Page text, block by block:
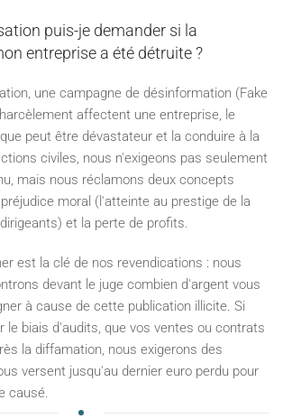
puis-je demander si la
entreprise a été détruite ?
une campagne de désinformation (Fake
affectent une entreprise, le
peut être dévastateur et la conduire à la
civiles, nous n'exigeons pas seulement
mais nous réclamons deux concepts
moral (l'atteinte au prestige de la
et la perte de profits.
est la clé de nos revendications : nous
devant le juge combien d'argent vous
à cause de cette publication illicite. Si
le biais d'audits, que vos ventes ou contrats
la diffamation, nous exigerons des
versent jusqu'au dernier euro perdu pour
causé.